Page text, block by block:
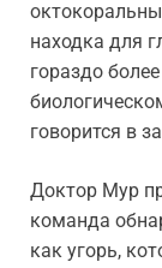
находка для
гораздо
говорится в
Доктор Мур
команда
как угорь,